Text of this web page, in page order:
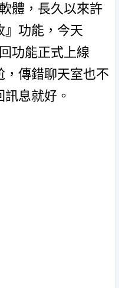
體，長久以來許
』功能，今天
功能正式上線
，傳錯聊天室也不
息就好。